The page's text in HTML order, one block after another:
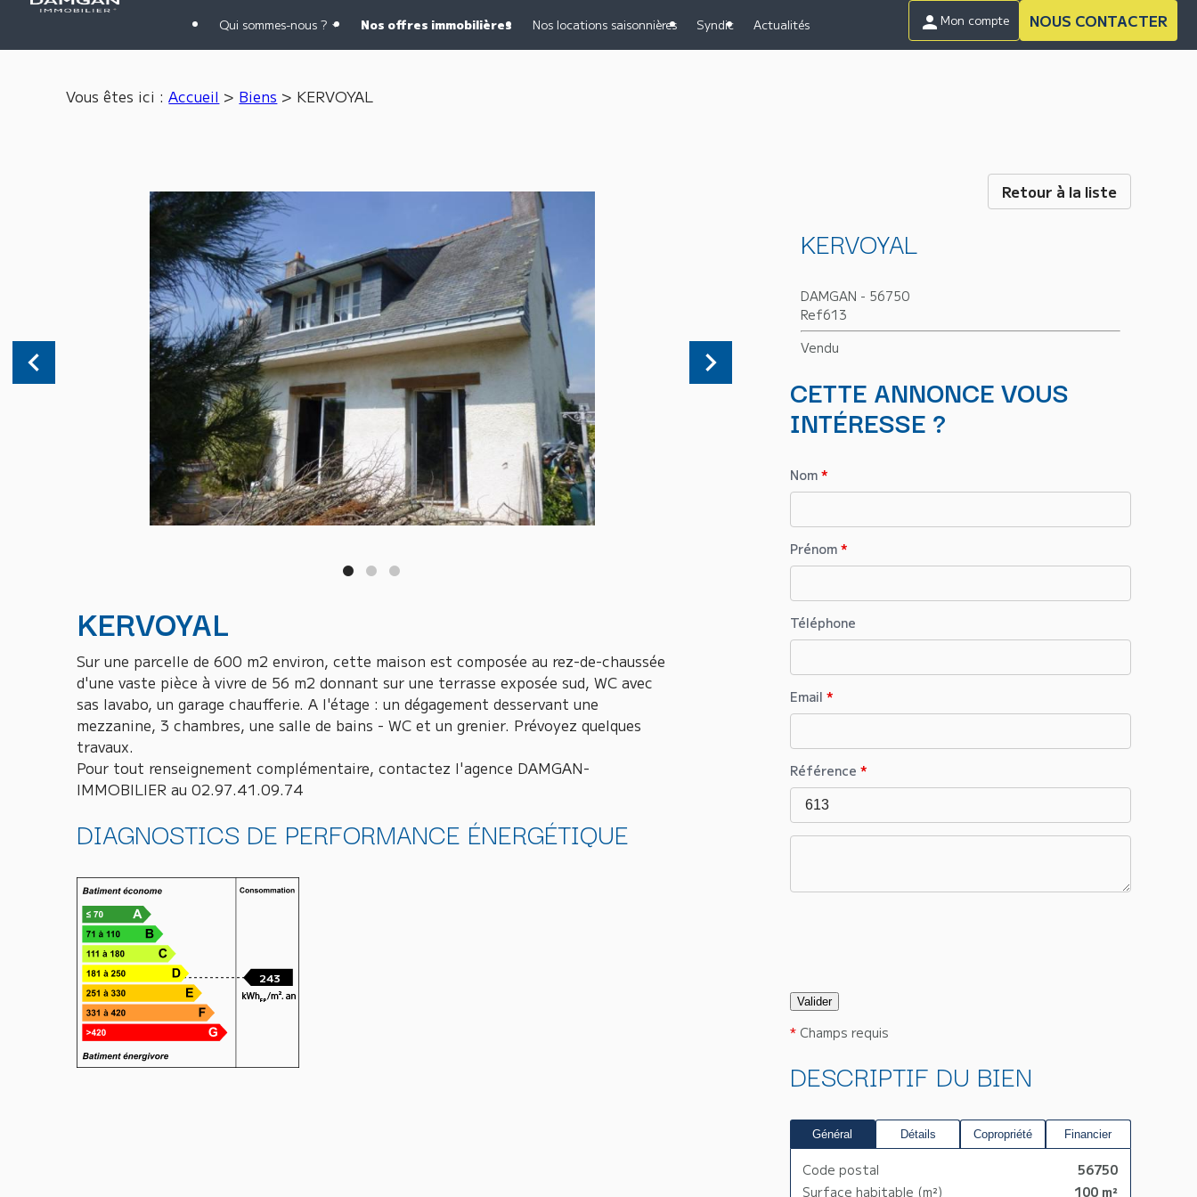
Qui sommes-nous ? Nos offres immobilières Nos locations saisonnières Syndic Actualités person Mon compte NOUS CONTACTER
Vous êtes ici :Accueil > Biens > KERVOYAL
KERVOYAL
Sur une parcelle de 600 m2 environ, cette maison est composée au rez-de-chaussée
d'une vaste pièce à vivre de 56 m2 donnant sur une terrasse exposée sud, WC avec
sas lavabo, un garage chaufferie. A l'étage : un dégagement desservant une
mezzanine, 3 chambres, une salle de bains - WC et un grenier. Prévoyez quelques
travaux.
Pour tout renseignement complémentaire, contactez l'agence DAMGAN-
IMMOBILIER au 02.97.41.09.74
DIAGNOSTICS DE PERFORMANCE ÉNERGÉTIQUE
243
Retour à la liste
KERVOYAL
DAMGAN - 56750
Ref613
Vendu
CETTE ANNONCE VOUS
INTÉRESSE ?
Nom*
Prénom*
Téléphone
Email*
Référence*
* Champs requis
DESCRIPTIF DU BIEN
Général Détails Copropriété Financier
Code postal
56750
Surface habitable (m²)
100 m²
Panneau de gestion des cookies